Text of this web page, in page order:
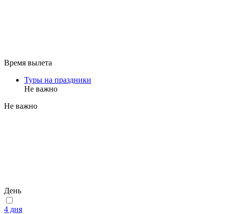
Время вылета
Туры на праздники
Не важно
Не важно
День
4 дня